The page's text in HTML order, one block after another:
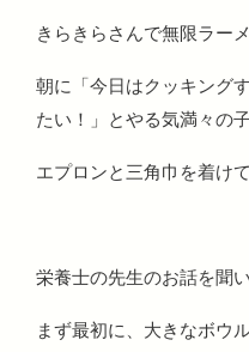
きらきらさんで無限ラー
朝に「今日はクッキング
たい！」とやる気満々の
エプロンと三角巾を着け
栄養士の先生のお話を聞
まず最初に、大きなボウ